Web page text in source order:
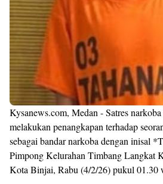
Kysanews.com, Medan - Satres
melakukan penangkapan terhadap
sebagai bandar narkoba dengan inisal
Pimpong Kelurahan Timbang Langkat
Kota Binjai, Rabu (4/2/26) pukul 01.30